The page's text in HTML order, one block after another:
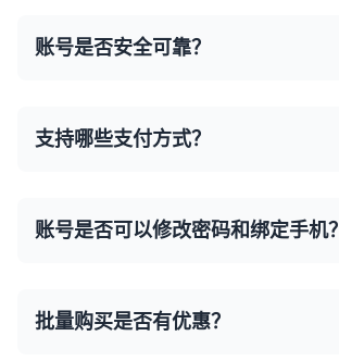
账号是否安全可靠？
支持哪些支付方式？
账号是否可以修改密码和绑定手机？
批量购买是否有优惠？